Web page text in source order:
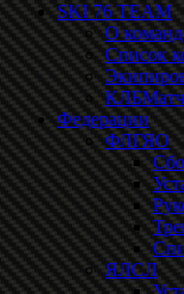
SKI 76 TEAM
О
Список
Федерации
ФЛГЯО
ЯЛСЛ